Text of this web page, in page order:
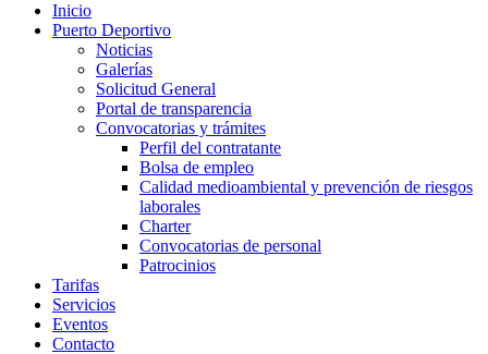
Inicio
Puerto Deportivo
Noticias
Galerías
Solicitud General
Portal de transparencia
Convocatorias y trámites
Perfil del contratante
Bolsa de empleo
Calidad medioambiental y prevención de riesgos
laborales
Charter
Convocatorias de personal
Patrocinios
Tarifas
Servicios
Eventos
Contacto